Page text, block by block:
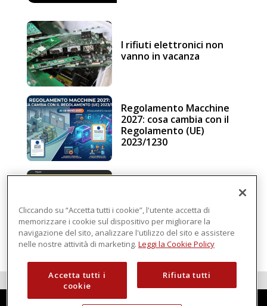
I rifiuti elettronici non
vanno in vacanza
Regolamento Macchine
2027: cosa cambia con il
Regolamento (UE)
2023/1230
intelligenza in cloud
Cliccando su “Accetta tutti i cookie”, l'utente accetta di
memorizzare i cookie sul dispositivo per migliorare la
navigazione del sito, analizzare l'utilizzo del sito e assistere
nelle nostre attività di marketing. Leggi la Cookie Policy
Accetta tutti i
cookie
Rifiuta tutti